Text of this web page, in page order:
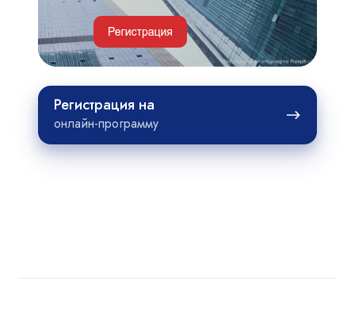
недвижимости
Регистрация на
онлайн-программу
Регистрация